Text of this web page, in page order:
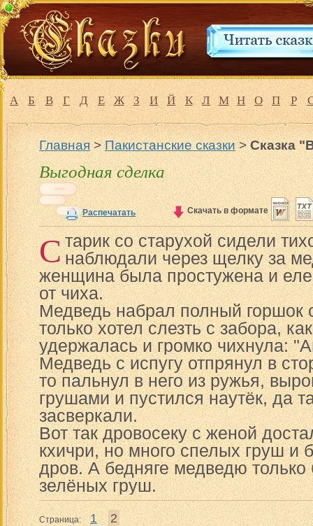
А Б В Г Д Е Ж З И Й К Л М Н О П Р
Главная>Пакистанские сказки>Сказка
Выгодная сделка
Распечатать Скачать в формате
Старик со старухой сидели
наблюдали через щелку за
женщина была простужена и
от чиха.
Медведь набрал полный горшок
только хотел слезть с забора,
удержалась и громко чихнула:
Медведь с испугу отпрянул в
то пальнул в него из ружья,
грушами и пустился наутёк, да
засверкали.
Вот так дровосеку с женой
кхичри, но много спелых груш и
дров. А бедняге медведю только
зелёных груш.
Страница: 1 2